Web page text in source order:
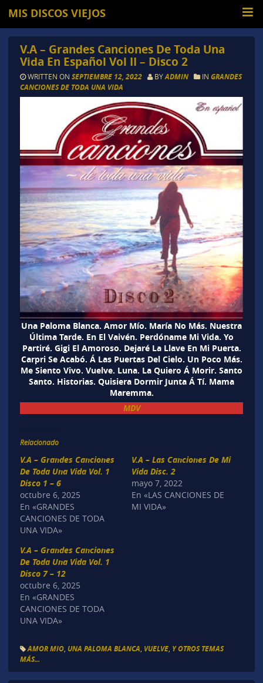
MIS DISCOS VIEJOS
V.A – Grandes Canciones De Toda Una
Vida En Español Vol II – Disco 2
WRITTEN ON SEPTIEMBRE 12, 2022 BYADMIN IN GRANDES
CANCIONES DE TODA UNA VIDA
Una Paloma Blanca. Amor Mío. María No Más. Nuestra
Última Tarde. En El Vaivén. Perdóname Mi Vida. Yo
Partiré. Gigi El Amoroso. Dejaré La Llave En Mi Puerta.
Carpri Se Acabó. Á Las Puertas Del Cielo. Un Poco Más.
Me Siento Vivo. Vuelve. Luna. La Quiero Á Morir. Santo
Santo. Historias. Quisiera Dormir Junta Á Tí. Mama
Maremma.
MDV
Relacionado
V.A – Grandes Canciones
De Toda Una Vida Vol. 1
Disco 1 – 6
octubre 6, 2025
En «GRANDES
CANCIONES DE TODA
UNA VIDA»
V.A – Las Canciones De Mi
Vida Disc. 2
mayo 7, 2022
En «LAS CANCIONES DE
MI VIDA»
V.A – Grandes Canciones
De Toda Una Vida Vol. 1
Disco 7 – 12
octubre 6, 2025
En «GRANDES
CANCIONES DE TODA
UNA VIDA»
AMOR MIO, UNA PALOMA BLANCA VUELVE, Y OTROS TEMAS
MÁS...